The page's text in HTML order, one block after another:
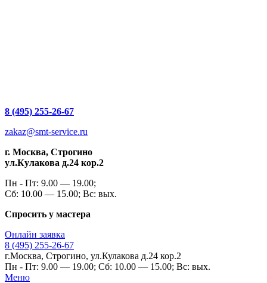
8 (495) 255-26-67
zakaz@smt-service.ru
г. Москва, Строгино
ул.Кулакова д.24 кор.2
Пн - Пт: 9.00 — 19.00;
Сб: 10.00 — 15.00; Вс: вых.
Спросить у мастера
Онлайн заявка
8 (495) 255-26-67
г.Москва, Строгино, ул.Кулакова д.24 кор.2
Пн - Пт: 9.00 — 19.00; Сб: 10.00 — 15.00; Вс: вых.
Меню